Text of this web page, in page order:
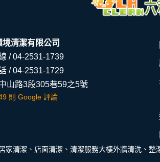
境清潔有限公司
/04-2531-1739
/ 04-2531-1729
山路3段305巷59之5號
則 Google 評論
清潔、店面清潔、清潔服務大樓外牆清洗、整